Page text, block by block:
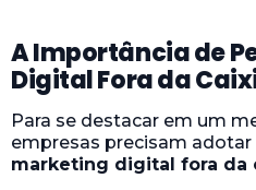
A Importância de
Digital Fora da
Para se destacar em um
empresas precisam adotar
marketing digital fora da